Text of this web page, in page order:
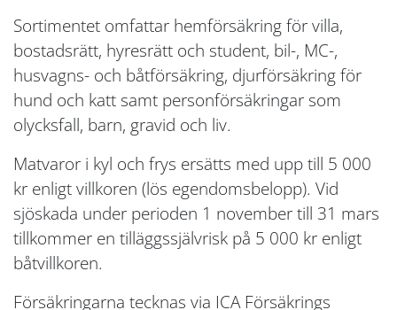
Sortimentet omfattar hemförsäkring för villa,
bostadsrätt, hyresrätt och student, bil-, MC-,
husvagns- och båtförsäkring, djurförsäkring för
hund och katt samt personförsäkringar som
olycksfall, barn, gravid och liv.
Matvaror i kyl och frys ersätts med upp till 5 000
kr enligt villkoren (lös egendomsbelopp). Vid
sjöskada under perioden 1 november till 31 mars
tillkommer en tilläggssjälvrisk på 5 000 kr enligt
båtvillkoren.
Försäkringarna tecknas via ICA Försäkrings